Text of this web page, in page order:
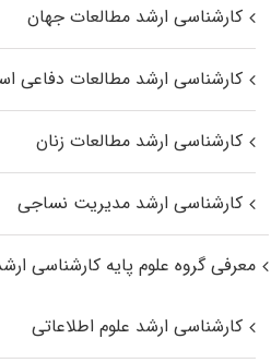
کارشناسی ارشد مطالعات جهان
کارشناسی ارشد مطالعات دفاعی
کارشناسی ارشد مطالعات زنان
کارشناسی ارشد مدیریت نساجی
معرفی گروه علوم پایه کارشناسی
کارشناسی ارشد علوم اطلاعاتی